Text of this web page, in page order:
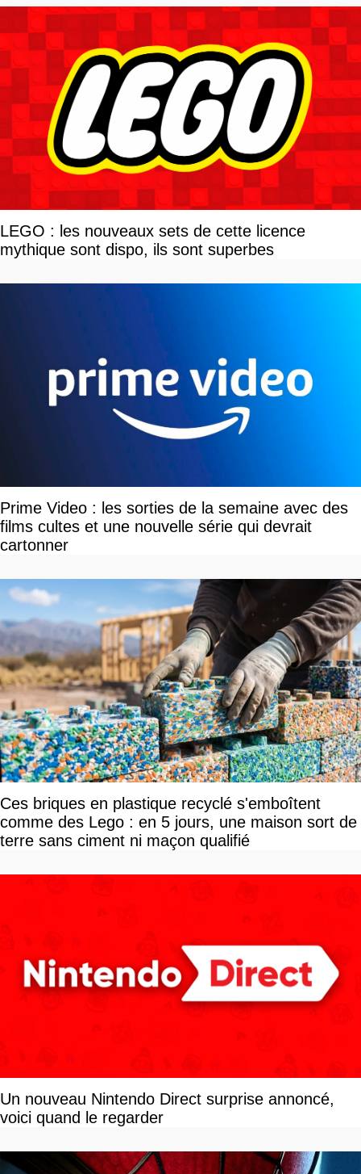
LEGO : les nouveaux sets de cette licence
mythique sont dispo, ils sont superbes
Prime Video : les sorties de la semaine avec des
films cultes et une nouvelle série qui devrait
cartonner
Ces briques en plastique recyclé s'emboîtent
comme des Lego : en 5 jours, une maison sort de
terre sans ciment ni maçon qualifié
Un nouveau Nintendo Direct surprise annoncé,
voici quand le regarder